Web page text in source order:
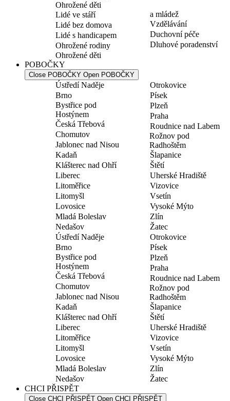
Ohrožené děti
Lidé ve stáří
Lidé bez domova
Lidé s handicapem
Ohrožené rodiny
Ohrožené děti
a mládež
Vzdělávání
Duchovní péče
Dluhové poradenství
POBOČKY
Close POBOČKY Open POBOČKY
Ústředí Naděje
Brno
Bystřice pod
Hostýnem
Česká Třebová
Chomutov
Jablonec nad Nisou
Kadaň
Klášterec nad Ohří
Liberec
Litoměřice
Litomyšl
Lovosice
Mladá Boleslav
Nedašov
Otrokovice
Písek
Plzeň
Praha
Roudnice nad Labem
Rožnov pod
Radhoštěm
Šlapanice
Štětí
Uherské Hradiště
Vizovice
Vsetín
Vysoké Mýto
Zlín
Žatec
Ústředí Naděje
Brno
Bystřice pod
Hostýnem
Česká Třebová
Chomutov
Jablonec nad Nisou
Kadaň
Klášterec nad Ohří
Liberec
Litoměřice
Litomyšl
Lovosice
Mladá Boleslav
Nedašov
Otrokovice
Písek
Plzeň
Praha
Roudnice nad Labem
Rožnov pod
Radhoštěm
Šlapanice
Štětí
Uherské Hradiště
Vizovice
Vsetín
Vysoké Mýto
Zlín
Žatec
CHCI PŘISPĚT
Close CHCI PŘISPĚT Open CHCI PŘISPĚT